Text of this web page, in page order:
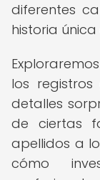
diferentes
historia
los
detalles
de ciertas
apellidos a
cómo